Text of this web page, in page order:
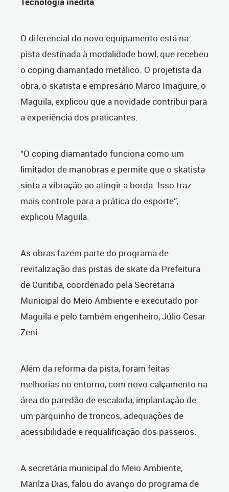
O diferencial do novo equipamento está na
pista destinada à modalidade bowl, que recebeu
o coping diamantado metálico. O projetista da
obra, o skatista e empresário Marco Imaguire, o
Maguila, explicou que a novidade contribui para
a experiência dos praticantes.
“O coping diamantado funciona como um
limitador de manobras e permite que o skatista
sinta a vibração ao atingir a borda. Isso traz
mais controle para a prática do esporte”,
explicou Maguila.
As obras fazem parte do programa de
revitalização das pistas de skate da Prefeitura
de Curitiba, coordenado pela Secretaria
Municipal do Meio Ambiente e executado por
Maguila e pelo também engenheiro, Júlio Cesar
Zeni.
Além da reforma da pista, foram feitas
melhorias no entorno, com novo calçamento na
área do paredão de escalada, implantação de
um parquinho de troncos, adequações de
acessibilidade e requalificação dos passeios.
A secretária municipal do Meio Ambiente,
Marilza Dias, falou do avanço do programa de